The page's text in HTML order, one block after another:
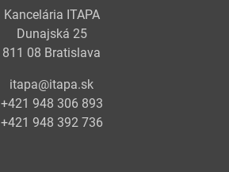
Kancelária ITAPA
Dunajská 25
811 08 Bratislava
itapa@itapa.sk
+421 948 306 893
+421 948 392 736